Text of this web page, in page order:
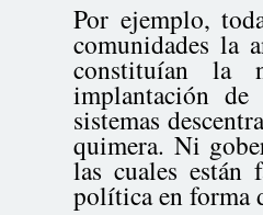
Por ejemplo,
comunidades la
constituían la
implantación
sistemas
quimera. Ni
las cuales están
política en forma